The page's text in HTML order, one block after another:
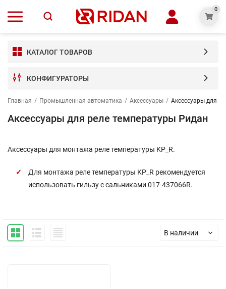
0
КАТАЛОГ ТОВАРОВ
КОНФИГУРАТОРЫ
Главная / Промышленная автоматика / Аксессуары / Аксессуары для
Аксессуары для реле температуры Ридан
Аксессуары для монтажа реле температуры KP_R.
Для монтажа реле температуры KP_R рекомендуется
использовать гильзу с сальниками 017-437066R.
В наличии